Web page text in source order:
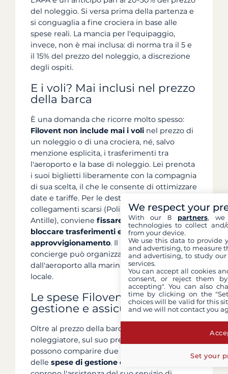
del noleggio. Si versa prima della partenza e
si conguaglia a fine crociera in base alle
spese reali. La mancia per l'equipaggio,
invece, non è mai inclusa: di norma tra il 5 e
il 15% del prezzo del noleggio, a discrezione
degli ospiti.
E i voli? Mai inclusi nel prezzo
della barca
È una domanda che ricorre molto spesso:
Filovent non include mai i voli nel prezzo di
un noleggio o di una crociera, né, salvo
menzione esplicita, i trasferimenti tra
l'aeroporto e la base di noleggio. Lei prenota
i suoi biglietti liberamente con la compagnia
di sua scelta, il che le consente di ottimizzare
date e tariffe. Per le destinazioni lontane con
collegamenti scarsi (Polinesia, Seychelles,
Antille), conviene fissare i voli prima di
bloccare trasferimenti e
approvvigionamento. Il nostro servizio di
concierge può organizzare il trasferimento
dall'aeroporto alla marina tramite un partner
locale.
Le spese Filovent: spese di
gestione e assicurazioni
Oltre al prezzo della barca e alle spese del
noleggiatore, sul suo preventivo Filovent
possono comparire due voci. Da un lato,
delle spese di gestione o di servizio
We respect your
With our 8 partners, we
technologies to collect
from your device.
We use this data to provide
and advertising, to measure
and advertising, to study
services.
You can accept all cookies
consent, or reject them
accepting". You can also
time by clicking on the
choices will be valid for this
and we will not contact you
Set your